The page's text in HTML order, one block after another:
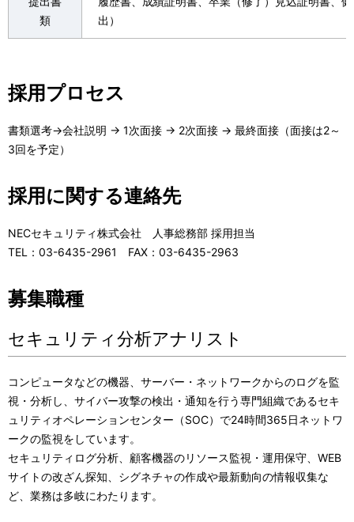
類
出）
採用プロセス
書類選考→会社説明 → 1次面接 → 2次面接 → 最終面接（面接は2～
3回を予定）
採用に関する連絡先
NECセキュリティ株式会社 人事総務部 採用担当
TEL：03-6435-2961 FAX：03-6435-2963
募集職種
セキュリティ分析アナリスト
コンピュータなどの機器、サーバー・ネットワークからのログを監
視・分析し、サイバー攻撃の検出・通知を行う専門組織であるセキ
ュリティオペレーションセンター（SOC）で24時間365日ネットワ
ークの監視をしています。
セキュリティログ分析、顧客機器のリソース監視・運用保守、WEB
サイトの改ざん探知、シグネチャの作成や最新動向の情報収集な
ど、業務は多岐にわたります。